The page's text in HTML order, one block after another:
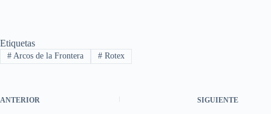
Etiquetas
#Arcos de la Frontera #Rotex
ANTERIOR SIGUIENTE